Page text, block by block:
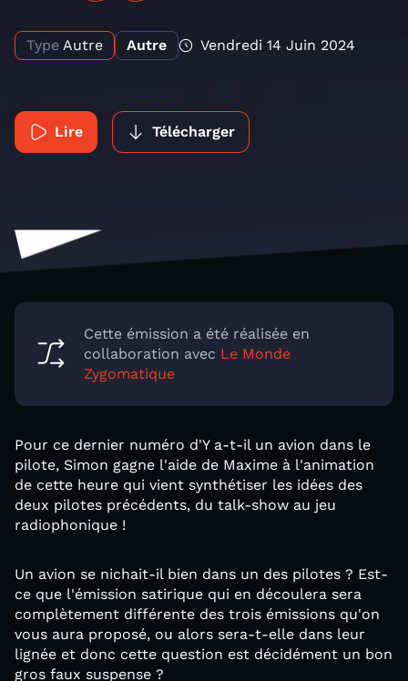
Type Autre Autre Vendredi 14 Juin 2024
Lire Télécharger
Cette émission a été réalisée en
collaboration avec Le Monde
Zygomatique
Pour ce dernier numéro d'Y a-t-il un avion dans le
pilote, Simon gagne l'aide de Maxime à l'animation
de cette heure qui vient synthétiser les idées des
deux pilotes précédents, du talk-show au jeu
radiophonique !
Un avion se nichait-il bien dans un des pilotes ? Est-
ce que l'émission satirique qui en découlera sera
complètement différente des trois émissions qu'on
vous aura proposé, ou alors sera-t-elle dans leur
lignée et donc cette question est décidément un bon
gros faux suspense ?